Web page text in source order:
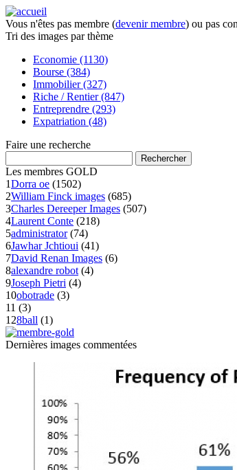
Vous n'êtes pas membre (devenir membre) ou pas
Tri des images par thème
Economie (1130)
Bourse (384)
Immobilier (327)
Riche / Rentier (847)
Entreprendre (293)
Expatriation (48)
Faire une recherche
Les membres GOLD
1Dorra oe (1502)
2William Finck images (685)
3Charles Dereeper Images (507)
4Laurent Conte (218)
5administrator (74)
6Jawhar Jchtioui (41)
7David Renan Images (6)
8alexandre robot (4)
9Joseph Pietri (4)
10obotrade (3)
11 (3)
128ball (1)
Dernières images commentées